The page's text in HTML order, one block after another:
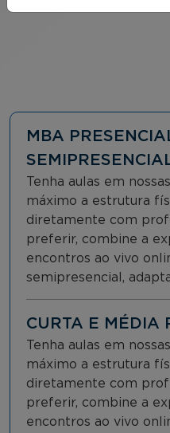
MBA
Tenha aulas em
máximo a estrutura
diretamente com
preferir, combine a
encontros ao vivo
semipresencial,
CURTA E MÉDIA
Tenha aulas em
máximo a estrutura
diretamente com
preferir, combine a
encontros ao vivo